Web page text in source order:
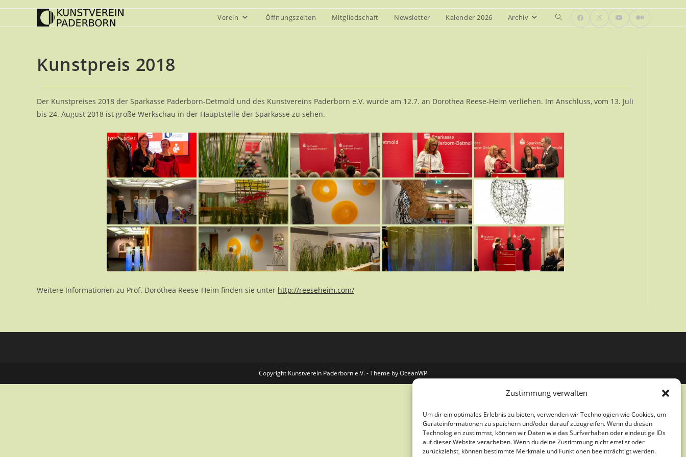
Zustimmung verwalten
Um dir ein optimales Erlebnis zu bieten, verwenden wir Technologien wie Cookies, um
Geräteinformationen zu speichern und/oder darauf zuzugreifen. Wenn du diesen
Technologien zustimmst, können wir Daten wie das Surfverhalten oder eindeutige IDs
auf dieser Website verarbeiten. Wenn du deine Zustimmung nicht erteilst oder
zurückziehst, können bestimmte Merkmale und Funktionen beeinträchtigt werden.
Zum
Verein Öffnungszeiten Mitgliedschaft Newsletter Kalender 2026 Archiv
Website-
Kunstpreis 2018
Der Kunstpreises 2018 der Sparkasse Paderborn-Detmold und des Kunstvereins Paderborn e.V. wurde am 12.7. an Dorothea Reese-Heim verliehen. Im Anschluss, vom 13. Juli
bis 24. August 2018 ist große Werkschau in der Hauptstelle der Sparkasse zu sehen.
Weitere Informationen zu Prof. Dorothea Reese-Heim finden sie unter http://reeseheim.com/
Copyright Kunstverein Paderborn e.V. - Theme by OceanWP